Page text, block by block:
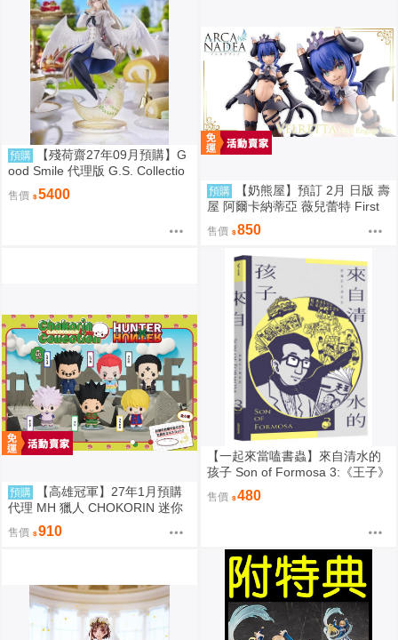
預購
【殘荷齋27年09月預購】G
ood Smile 代理版 G.S. Collectio
n 蔚藍檔案 Blue Archive 渚 ～花
香微笑～ 1/7 PVC完成品 0923
售價 5400 預購
【奶熊屋】預訂 2月 日版 壽
屋 阿爾卡納蒂亞 薇兒蕾特 First
Engage 一般版 組裝模型 0816
售價 850
預購
【高雄冠軍】27年1月預購
代理 MH 獵人 CHOKORIN 迷你
玩偶收藏集 第1彈 中盒6入 免訂
金0813
售價 910
【一起來當嗑書蟲】來自清水的
孩子 Son of Formosa 3:《王子》
售價 480